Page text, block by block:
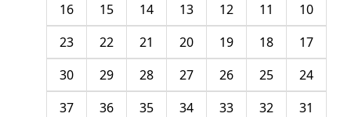
10
11
12
13
14
15
16
17
18
19
20
21
22
23
24
25
26
27
28
29
30
31
32
33
34
35
36
37